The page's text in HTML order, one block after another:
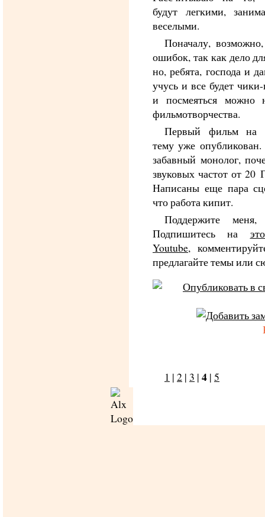
будут легкими,
веселыми.
Поначалу,
ошибок, так как дело
но, ребята, господа и
учусь и все будет
и посмеяться можно
фильмотворчества.
Первый фильм на
тему уже
забавный монолог,
звуковых частот от 20
Написаны еще пара
что работа кипит.
Поддержите меня,
Подпишитесь на
Youtube,
предлагайте темы или
1 | 2 | 3 | 4 | 5